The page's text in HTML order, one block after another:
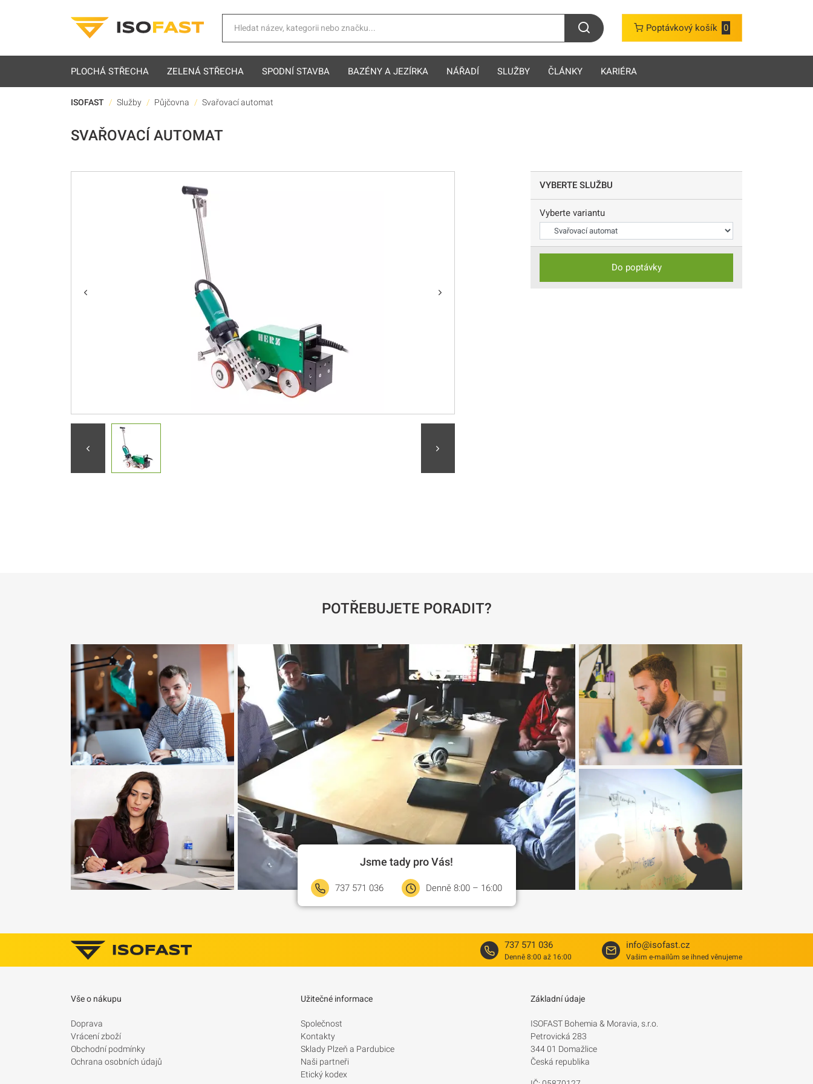
Poptávkový košík 0
PLOCHÁ STŘECHA ZELENÁ STŘECHA SPODNÍ STAVBA BAZÉNY A JEZÍRKA NÁŘADÍ SLUŽBY ČLÁNKY KARIÉRA
ISOFAST Služby Půjčovna Svařovací automat
SVAŘOVACÍ AUTOMAT
VYBERTE SLUŽBU
Vyberte variantu
Do poptávky
POTŘEBUJETE PORADIT?
Jsme tady pro Vás!
737 571 036 Denně 8:00 – 16:00
737 571 036
Denně 8:00 až 16:00
info@isofast.cz
Vašim e-mailům se ihned věnujeme
Vše o nákupu
Doprava
Vrácení zboží
Obchodní podmínky
Ochrana osobních údajů
Užitečné informace
Společnost
Kontakty
Sklady Plzeň a Pardubice
Naši partneři
Etický kodex
Základní údaje
ISOFAST Bohemia & Moravia, s.r.o.
Petrovická 283
344 01 Domažlice
Česká republika